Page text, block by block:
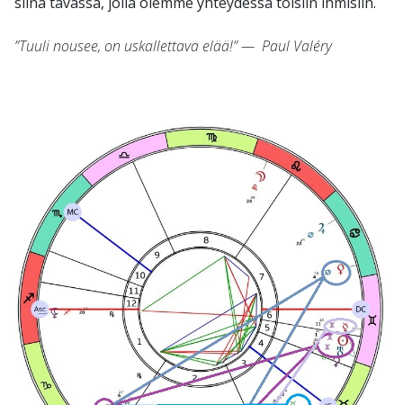
”Tuuli nousee, on uskallettava elää!” — Paul Valéry